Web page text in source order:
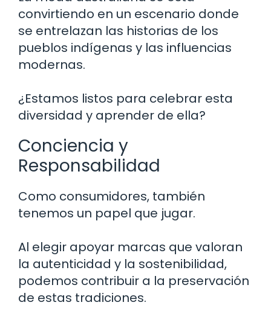
convirtiendo en un escenario donde
se entrelazan las historias de los
pueblos indígenas y las influencias
modernas.
¿Estamos listos para celebrar esta
diversidad y aprender de ella?
Conciencia y
Responsabilidad
Como consumidores, también
tenemos un papel que jugar.
Al elegir apoyar marcas que valoran
la autenticidad y la sostenibilidad,
podemos contribuir a la preservación
de estas tradiciones.